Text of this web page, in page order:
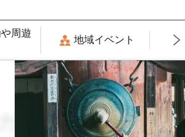
周遊
地域イベント
ストロノミ